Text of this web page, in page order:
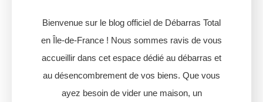
Bienvenue sur le blog officiel de Débarras Total
en Île-de-France ! Nous sommes ravis de vous
accueillir dans cet espace dédié au débarras et
au désencombrement de vos biens. Que vous
ayez besoin de vider une maison, un